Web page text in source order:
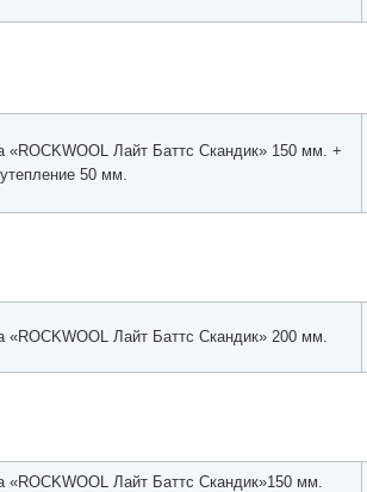
«ROCKWOOL Лайт Баттс Скандик» 150 мм. +
50 мм.
«ROCKWOOL Лайт Баттс Скандик» 200 мм.
«ROCKWOOL Лайт Баттс Скандик»150 мм.